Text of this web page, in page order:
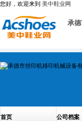
您好，欢迎来到 美中鞋业网
承
首页 公司档案